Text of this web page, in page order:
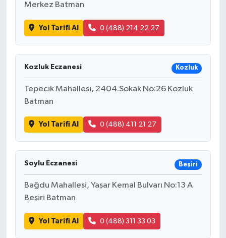
Merkez Batman
Yol Tarifi Al 0 (488) 214 22 27
Kozluk Eczanesi Kozluk
Tepecik Mahallesi, 2404.Sokak No:26 Kozluk
Batman
Yol Tarifi Al 0 (488) 411 21 27
Soylu Eczanesi Beşiri
Bağdu Mahallesi, Yaşar Kemal Bulvarı No:13 A
Beşiri Batman
Yol Tarifi Al 0 (488) 311 33 03